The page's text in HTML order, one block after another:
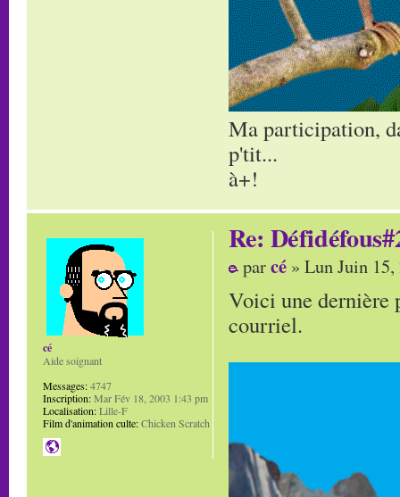
Ma participation,
p'tit...
à+!
Re:
parcé » Lun Juin
Voici une dernière
courriel.
cé
Aide soignant
Messages:4747
Inscription:Mar Fév 18, 2003 1:43 pm
Localisation:Lille-F
Film d'animation culte:Chicken Scratch